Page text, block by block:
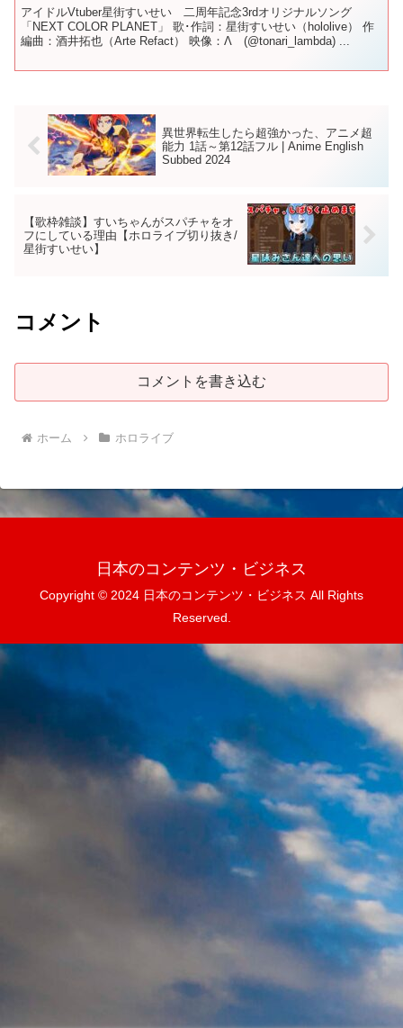
アイドルVtuber星街すいせい 二周年記念3rdオリジナルソング
「NEXT COLOR PLANET」 歌･作詞：星街すいせい（hololive） 作
編曲：酒井拓也（Arte Refact） 映像：Λ (@tonari_lambda) ...
異世界転生したら超強かった、アニメ超
能力 1話～第12話フル | Anime English
Subbed 2024
【歌枠雑談】すいちゃんがスパチャをオ
フにしている理由【ホロライブ切り抜き/
星街すいせい】
コメント
コメントを書き込む
ホーム ホロライブ
日本のコンテンツ・ビジネス
Copyright © 2024 日本のコンテンツ・ビジネス All Rights
Reserved.